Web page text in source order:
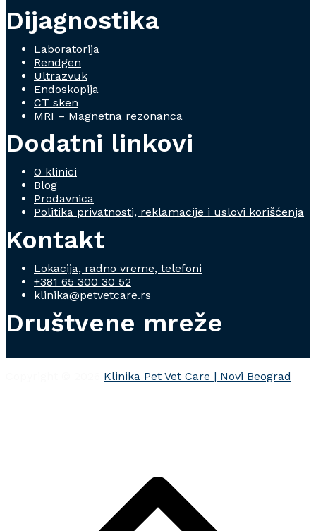
Dijagnostika
Laboratorija
Rendgen
Ultrazvuk
Endoskopija
CT sken
MRI – Magnetna rezonanca
Dodatni linkovi
O klinici
Blog
Prodavnica
Politika privatnosti, reklamacije i uslovi korišćenja
Kontakt
Lokacija, radno vreme, telefoni
+381 65 300 30 52
klinika@petvetcare.rs
Društvene mreže
Klinika Pet Vet Care | Novi Beograd